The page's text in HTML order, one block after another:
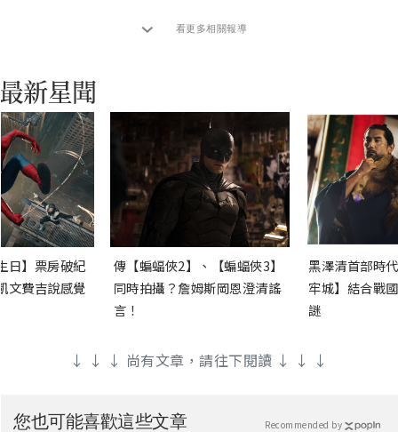
看更多相關報導
日】票房破紀
文費吉說感覺
傳【蝙蝠俠2】、【蝙蝠俠3】
同時拍攝？詹姆斯岡恩澄清謠
言！
黑澤清首部時
牢城】結合戰
謎
↓ ↓ ↓ 尚有文章，請往下閱讀 ↓ ↓ ↓
您也可能喜歡這些文章 Recommended by